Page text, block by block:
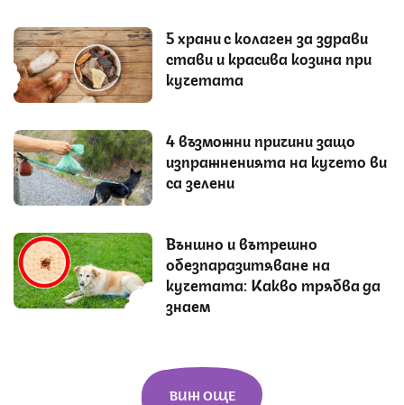
5 храни с колаген за здрави
стави и красива козина при
кучетата
4 възможни причини защо
изпражненията на кучето ви
са зелени
Външно и вътрешно
обезпаразитяване на
кучетата: Какво трябва да
знаем
ВИЖ ОЩЕ